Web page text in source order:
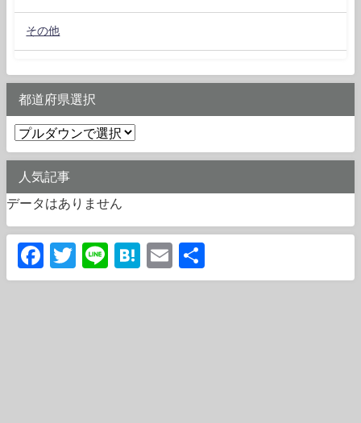
その他
都道府県選択
人気記事
データはありません
Facebook
Twitter
LineHatena
Email
有